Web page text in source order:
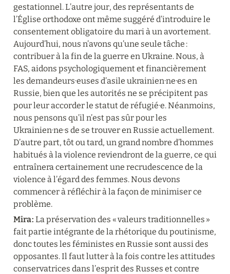
gestationnel. L’autre jour, des représentants de
l’Église orthodoxe ont même suggéré d’introduire le
consentement obligatoire du mari à un avortement.
Aujourd’hui, nous n’avons qu’une seule tâche :
contribuer à la fin de la guerre en Ukraine. Nous, à
FAS, aidons psychologiquement et financièrement
les demandeurs·euses d’asile ukrainien·ne·es en
Russie, bien que les autorités ne se précipitent pas
pour leur accorder le statut de réfugié·e. Néanmoins,
nous pensons qu’il n’est pas sûr pour les
Ukrainien·ne·s de se trouver en Russie actuellement.
D’autre part, tôt ou tard, un grand nombre d’hommes
habitués à la violence reviendront de la guerre, ce qui
entraînera certainement une recrudescence de la
violence à l’égard des femmes. Nous devons
commencer à réfléchir à la façon de minimiser ce
problème.
Mira : La préservation des « valeurs traditionnelles »
fait partie intégrante de la rhétorique du poutinisme,
donc toutes les féministes en Russie sont aussi des
opposantes. Il faut lutter à la fois contre les attitudes
conservatrices dans l’esprit des Russes et contre